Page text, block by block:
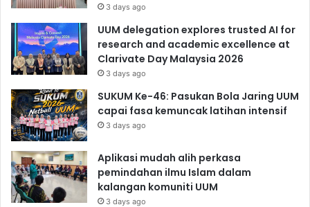
3 days ago
UUM delegation explores trusted AI for
research and academic excellence at
Clarivate Day Malaysia 2026
3 days ago
SUKUM Ke-46: Pasukan Bola Jaring UUM
capai fasa kemuncak latihan intensif
3 days ago
Aplikasi mudah alih perkasa
pemindahan ilmu Islam dalam
kalangan komuniti UUM
3 days ago